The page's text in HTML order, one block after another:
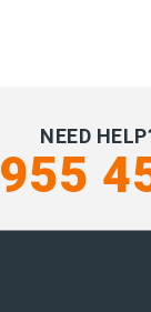
NEED
955